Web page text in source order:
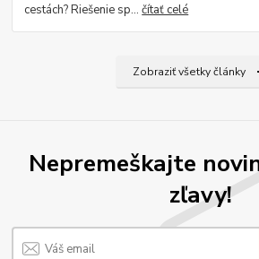
cestách? Riešenie sp...čítať celé
Zobraziť všetky články
Nepremeškajte
zľavy!